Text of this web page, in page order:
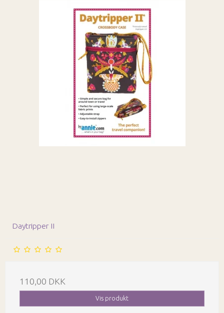
Daytripper II
110,00 DKK
Vis produkt